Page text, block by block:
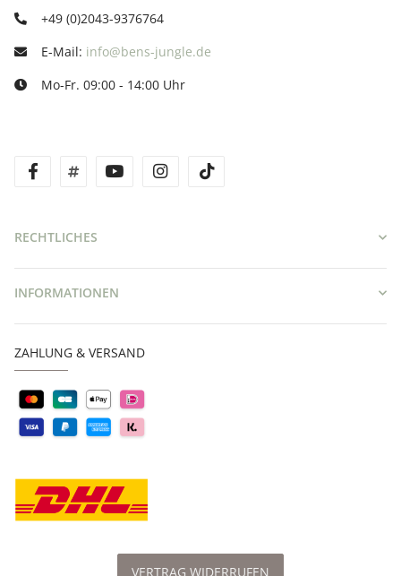
+49 (0)2043-9376764
E-Mail: info@bens-jungle.de
Mo-Fr. 09:00 - 14:00 Uhr
facebooktwitter youtube instagram
RECHTLICHES
INFORMATIONEN
ZAHLUNG & VERSAND
VERTRAG WIDERRUFEN